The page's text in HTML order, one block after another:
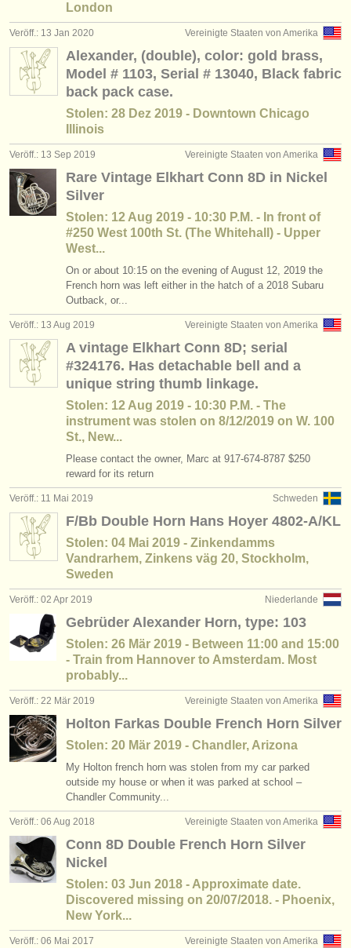
London
Vereinigte Staaten von Amerika
Veröff.: 13 Jan 2020
Alexander, (double), color: gold brass,
Model # 1103, Serial # 13040, Black fabric
back pack case.
Stolen: 28 Dez 2019 - Downtown Chicago
Illinois
Vereinigte Staaten von Amerika
Veröff.: 13 Sep 2019
Rare Vintage Elkhart Conn 8D in Nickel
Silver
Stolen: 12 Aug 2019 - 10:30 P.M. - In front of
#250 West 100th St. (The Whitehall) - Upper
West...
On or about 10:15 on the evening of August 12, 2019 the
French horn was left either in the hatch of a 2018 Subaru
Outback, or...
Vereinigte Staaten von Amerika
Veröff.: 13 Aug 2019
A vintage Elkhart Conn 8D; serial
#324176. Has detachable bell and a
unique string thumb linkage.
Stolen: 12 Aug 2019 - 10:30 P.M. - The
instrument was stolen on 8/12/2019 on W. 100
St., New...
Please contact the owner, Marc at 917-674-8787 $250
reward for its return
Schweden
Veröff.: 11 Mai 2019
F/Bb Double Horn Hans Hoyer 4802-A/KL
Stolen: 04 Mai 2019 - Zinkendamms
Vandrarhem, Zinkens väg 20, Stockholm,
Sweden
Niederlande
Veröff.: 02 Apr 2019
Gebrüder Alexander Horn, type: 103
Stolen: 26 Mär 2019 - Between 11:00 and 15:00
- Train from Hannover to Amsterdam. Most
probably...
Vereinigte Staaten von Amerika
Veröff.: 22 Mär 2019
Holton Farkas Double French Horn Silver
Stolen: 20 Mär 2019 - Chandler, Arizona
My Holton french horn was stolen from my car parked
outside my house or when it was parked at school –
Chandler Community...
Vereinigte Staaten von Amerika
Veröff.: 06 Aug 2018
Conn 8D Double French Horn Silver
Nickel
Stolen: 03 Jun 2018 - Approximate date.
Discovered missing on 20/07/2018. - Phoenix,
New York...
Vereinigte Staaten von Amerika
Veröff.: 06 Mai 2017